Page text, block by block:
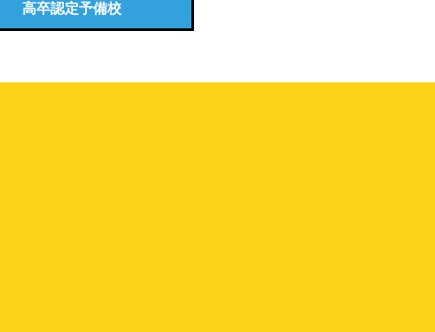
高卒認定予備校